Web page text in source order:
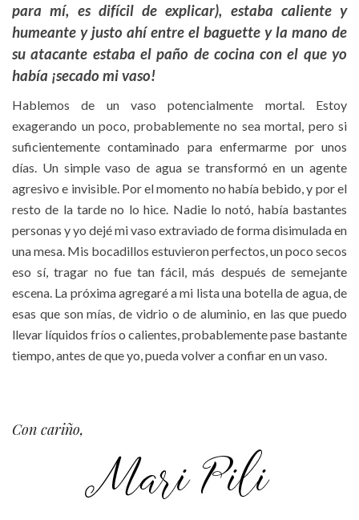
para mí, es difícil de explicar), estaba caliente y
humeante y justo ahí entre el baguette y la mano de
su atacante estaba el paño de cocina con el que yo
había ¡secado mi vaso!
Hablemos de un vaso potencialmente mortal. Estoy
exagerando un poco, probablemente no sea mortal, pero si
suficientemente contaminado para enfermarme por unos
días. Un simple vaso de agua se transformó en un agente
agresivo e invisible. Por el momento no había bebido, y por el
resto de la tarde no lo hice. Nadie lo notó, había bastantes
personas y yo dejé mi vaso extraviado de forma disimulada en
una mesa. Mis bocadillos estuvieron perfectos, un poco secos
eso sí, tragar no fue tan fácil, más después de semejante
escena. La próxima agregaré a mi lista una botella de agua, de
esas que son mías, de vidrio o de aluminio, en las que puedo
llevar líquidos fríos o calientes, probablemente pase bastante
tiempo, antes de que yo, pueda volver a confiar en un vaso.
Con cariño,